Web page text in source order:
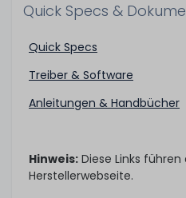
Quick Specs &
Quick Specs
Treiber & Software
Anleitungen & Handbücher
Hinweis: Diese Links
Herstellerwebseite.